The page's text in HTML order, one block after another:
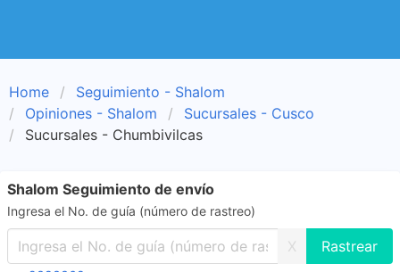
Home
Seguimiento - Shalom
Opiniones - Shalom
Sucursales - Cusco
Sucursales - Chumbivilcas
Shalom Seguimiento de envío
Ingresa el No. de guía (número de rastreo)
X